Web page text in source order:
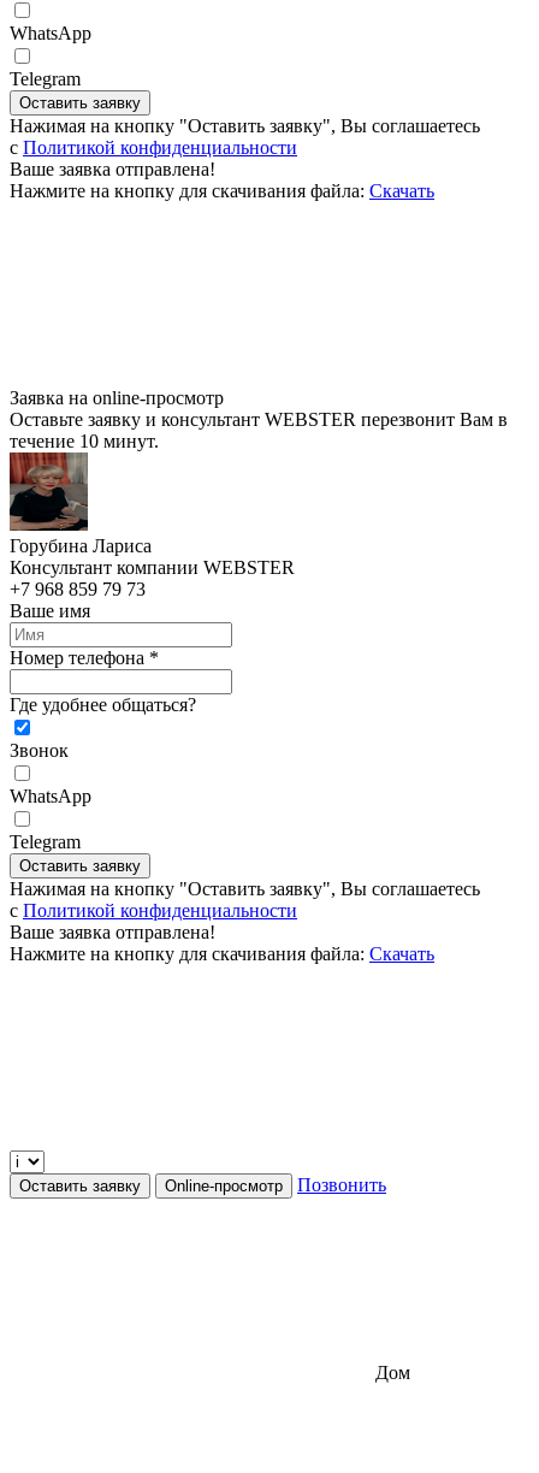
WhatsApp
Telegram
Оставить заявку
Нажимая на кнопку "Оставить заявку", Вы соглашаетесь
c Политикой конфиденциальности
Ваше заявка отправлена!
Нажмите на кнопку для скачивания файла: Скачать
Заявка на online-просмотр
Оставьте заявку и консультант WEBSTER перезвонит Вам в
течение 10 минут.
Горубина Лариса
Консультант компании WEBSTER
+7 968 859 79 73
Ваше имя
Номер телефона *
Где удобнее общаться?
Звонок
WhatsApp
Telegram
Оставить заявку
Нажимая на кнопку "Оставить заявку", Вы соглашаетесь
c Политикой конфиденциальности
Ваше заявка отправлена!
Нажмите на кнопку для скачивания файла: Скачать
Оставить заявку Online-просмотр Позвонить
Дом